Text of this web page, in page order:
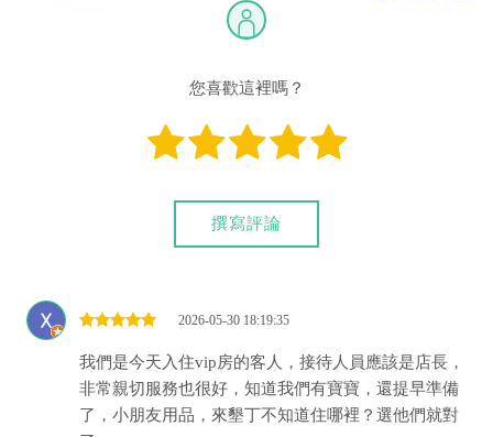
宿有提供該銀行匯款帳號喔。)
我們另外提供國外旅客刷卡付款服務：
(限國外旅客使用，使用前請先與民宿確認金額及手續費。)
匯入任何款項後，請記得與業者連絡喔！
您喜歡這裡嗎？
撰寫評論
2026-05-30 18:19:35
我們是今天入住vip房的客人，接待人員應該是店長，
非常親切服務也很好，知道我們有寶寶，還提早準備
了，小朋友用品，來墾丁不知道住哪裡？選他們就對